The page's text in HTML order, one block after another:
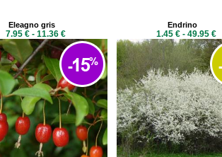
Eleagno gris
7.95 € - 11.36 €
Endrino
1.45 € - 49.95 €